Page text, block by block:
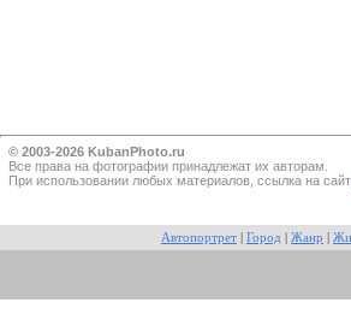
© 2003-2026 KubanPhoto.ru
Все прaва на фотографии принадлежат их авторам.
При использовании любых материалов, ссылка на сайт
Автопортрет Город Жанр